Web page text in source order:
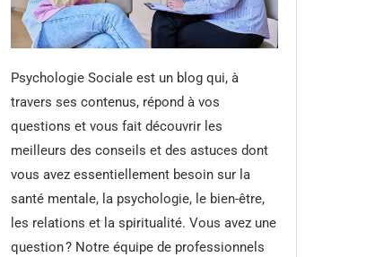
Psychologie Sociale est un blog qui, à
travers ses contenus, répond à vos
questions et vous fait découvrir les
meilleurs des conseils et des astuces dont
vous avez essentiellement besoin sur la
santé mentale, la psychologie, le bien-être,
les relations et la spiritualité. Vous avez une
question ? Notre équipe de professionnels